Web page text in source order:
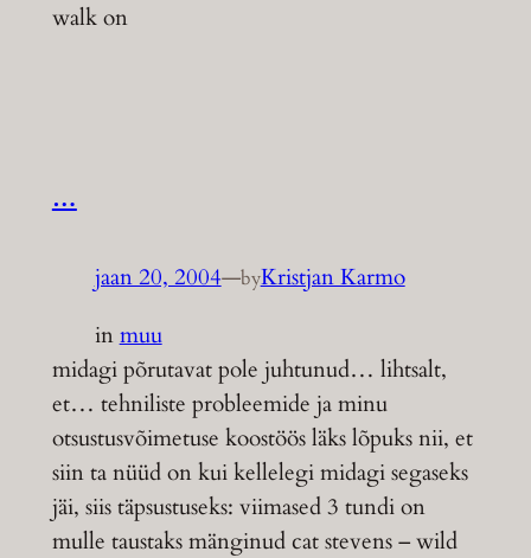
walk on
…
jaan 20, 2004—byKristjan Karmo
inmuu
midagi põrutavat pole juhtunud… lihtsalt,
et… tehniliste probleemide ja minu
otsustusvõimetuse koostöös läks lõpuks nii, et
siin ta nüüd on kui kellelegi midagi segaseks
jäi, siis täpsustuseks: viimased 3 tundi on
mulle taustaks mänginud cat stevens – wild